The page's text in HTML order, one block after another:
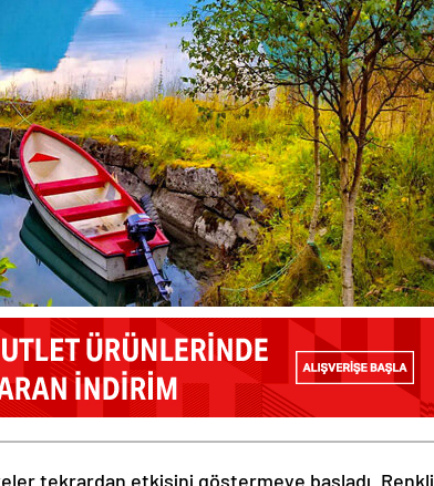
tekrardan etkisini göstermeye başladı. Renkli